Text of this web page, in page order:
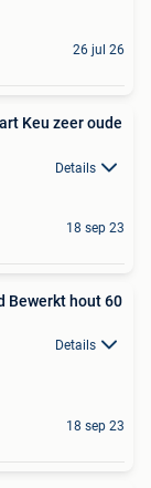
26 jul 26
Keu zeer oude
Details
18 sep 23
Bewerkt hout 60
Details
18 sep 23